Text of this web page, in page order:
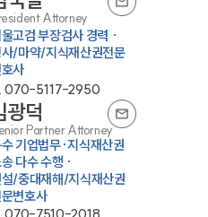
Attorney
고검 부장검사 경력 ·
/마약/지식재산권전문
사
070-5117-2950
광덕
Partner Attorney
기업법무·지식재산권
다수 수행 ·
/중대재해/지식재산권
변호사